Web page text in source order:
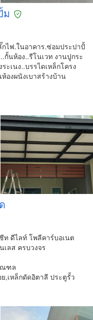
ม
ไฟ.ในอาคาร.ซ่อมประปาปั้
นห้อง..รีโนเวท งานปูกระ
ะเนง..บรรไดเหล็กโครง
องผนังเบาสร้างบ้าน
ดีไลท์ โพลีคาร์บอเนต
เลส ครบวงจร
ณฑล
,เหล็กดัดอิตาลี ประตูรั้ว